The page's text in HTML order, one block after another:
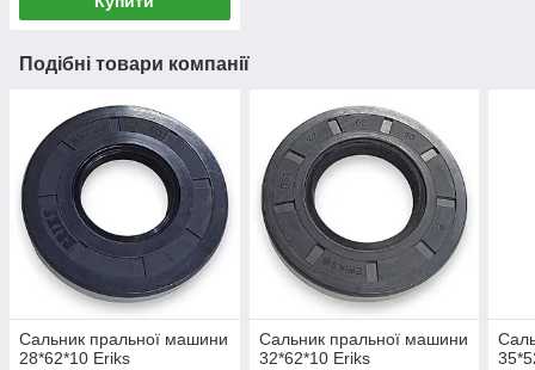
Подібні товари компанії
Сальник пральної машини
28*62*10 Eriks
Сальник пральної машини
32*62*10 Eriks